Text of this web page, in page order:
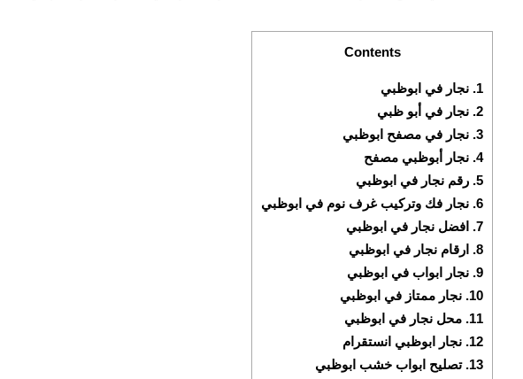
Contents
1. نجار في ابوظبي
2. نجار في أبو ظبي
3. نجار في مصفح ابوظبي
4. نجار أبوظبي مصفح
5. رقم نجار في ابوظبي
6. نجار فك وتركيب غرف نوم في ابوظبي
7.
افضل نجار في ابوظبي
8.
ارقام نجار في ابوظبي
9. نجار ابواب في ابوظبي
10. نجار ممتاز في ابوظبي
11. محل نجار في ابوظبي
12. نجار ابوظبي انستقرام
13. تصليح ابواب خشب ابوظبي